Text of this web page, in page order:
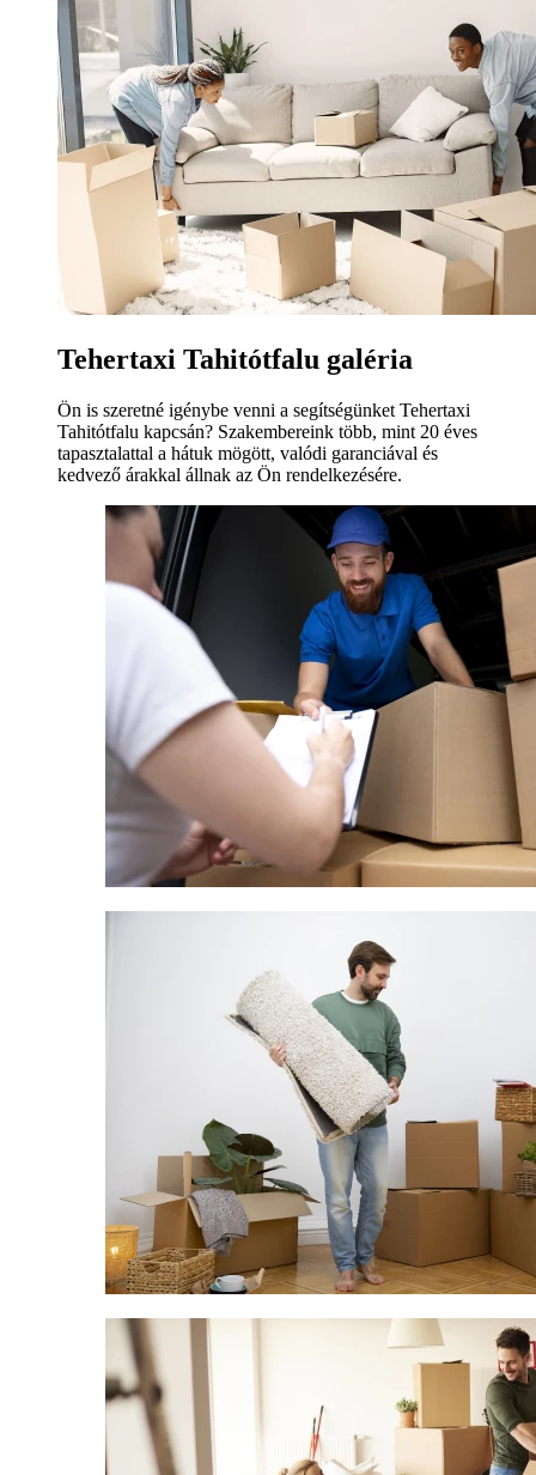
Tehertaxi Tahitótfalu galéria
Ön is szeretné igénybe venni a segítségünket Tehertaxi
Tahitótfalu kapcsán? Szakembereink több, mint 20 éves
tapasztalattal a hátuk mögött, valódi garanciával és
kedvező árakkal állnak az Ön rendelkezésére.